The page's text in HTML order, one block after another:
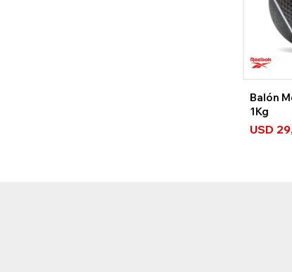
Balón
1Kg
USD